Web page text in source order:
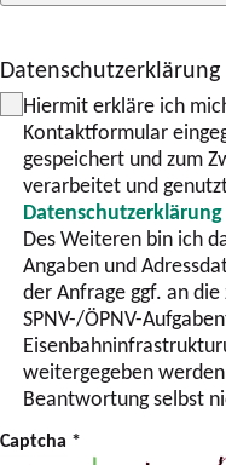
Datenschutzerklärung
Hiermit erkläre ich
Kontaktformular
gespeichert und zum
verarbeitet und
Datenschutzerklärung
Des Weiteren bin ich
Angaben und
der Anfrage ggf. an
SPNV-/ÖPNV-
weitergegeben
Beantwortung selbst
Captcha *